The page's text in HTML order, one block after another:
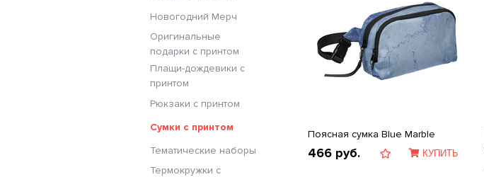
Новогодний Мерч
Оригинальные
подарки с принтом
Плащи-дождевики с
принтом
Рюкзаки с принтом
Сумки с принтом
Тематические наборы
Термокружки с
Поясная сумка Blue Marble
466 руб. КУПИТЬ